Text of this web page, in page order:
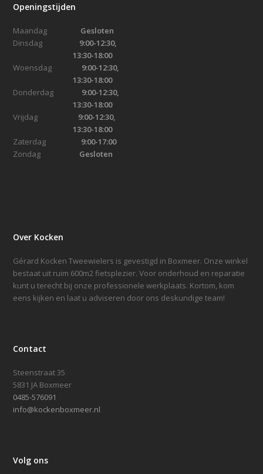
Openingstijden
Maandag Gesloten
Dinsdag 9:00-12:30,
13:30-18:00
Woensdag
9:00-12:30,
13:30-18:00
Donderdag 9:00-12:30,
13:30-18:00
Vrijdag 9:00-12:30,
13:30-18:00
Zaterdag 9:00-17:00
Zondag Gesloten
Over Kocken
Gérard Kocken Tweewielers is gevestigd in Boxmeer. Onze winkel
bestaat uit ruim 600m2 fietsplezier. Voor onderhoud en reparatie
kunt u terecht bij onze professionele werkplaats. Kortom, kom
eens kijken en laat u adviseren door ons deskundige team!
Contact
Steenstraat 35
5831 JA Boxmeer
0485-576091
info@kockenboxmeer.nl
Volg ons